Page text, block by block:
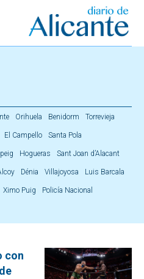
Orihuela Benidorm Torrevieja
El Campello Santa Pola
Hogueras Sant Joan d’Alacant
Dénia Villajoyosa Luis Barcala
Ximo Puig Policía Nacional
con